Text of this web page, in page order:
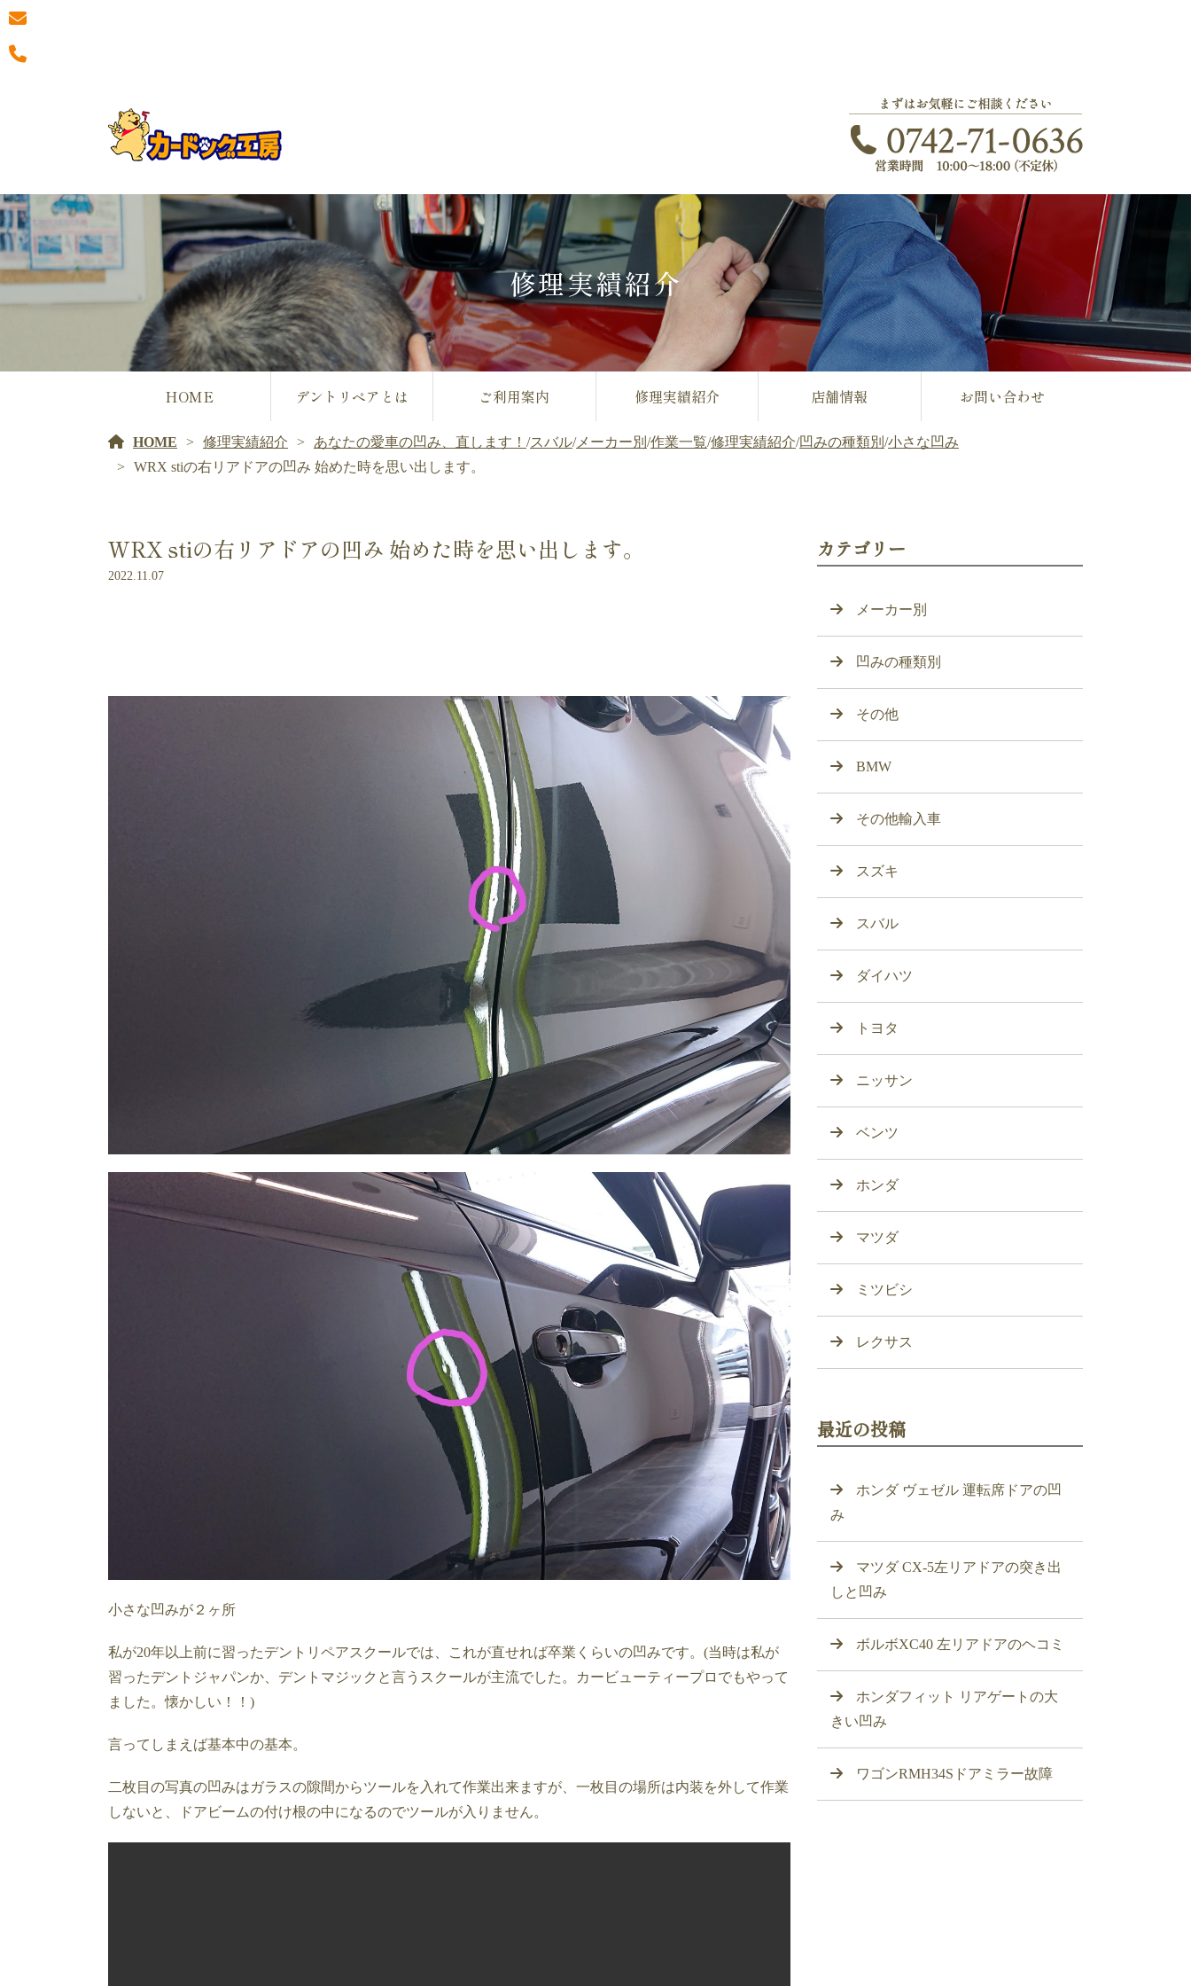
修理実績紹介
HOME デントリペアとは ご利用案内 修理実績紹介 店舗情報 お問い合わせ
HOME 修理実績紹介 あなたの愛車の凹み、直します！ /スバル/メーカー別 /作業一覧/修理実績紹介/凹みの種類別 /小さな凹み
WRX stiの右リアドアの凹み 始めた時を思い出します。
WRX stiの右リアドアの凹み 始めた時を思い出します。
2022.11.07
小さな凹みが２ヶ所
私が20年以上前に習ったデントリペアスクールでは、これが直せれば卒業くらいの凹みです。(当時は私が
習ったデントジャパンか、デントマジックと言うスクールが主流でした。カービューティープロでもやって
ました。懐かしい！！)
言ってしまえば基本中の基本。
二枚目の写真の凹みはガラスの隙間からツールを入れて作業出来ますが、一枚目の場所は内装を外して作業
しないと、ドアビームの付け根の中になるのでツールが入りません。
カテゴリー
メーカー別
凹みの種類別
その他
BMW
その他輸入車
スズキ
スバル
ダイハツ
トヨタ
ニッサン
ベンツ
ホンダ
マツダ
ミツビシ
レクサス
最近の投稿
ホンダ ヴェゼル 運転席ドアの凹
み
マツダ CX-5左リアドアの突き出
しと凹み
ボルボXC40 左リアドアのヘコミ
ホンダフィット リアゲートの大
きい凹み
ワゴンRMH34Sドアミラー故障